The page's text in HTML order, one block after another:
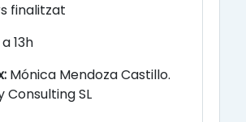
finalitzat
a 13h
Mónica Mendoza Castillo.
Consulting SL